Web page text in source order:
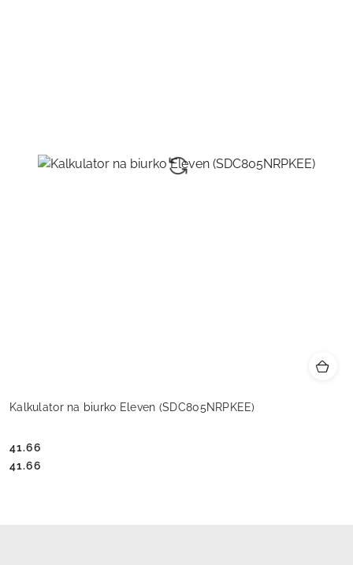
Kalkulator na biurko Eleven (SDC805NRPKEE)
Cena:
41.66
Cena:
41.66